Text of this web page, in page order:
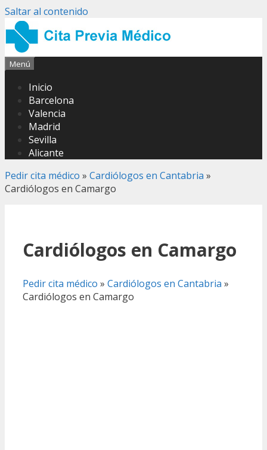
Saltar al contenido
Menú
Inicio
Barcelona
Valencia
Madrid
Sevilla
Alicante
Pedir cita médico » Cardiólogos en Cantabria »
Cardiólogos en Camargo
Cardiólogos en Camargo
Pedir cita médico » Cardiólogos en Cantabria »
Cardiólogos en Camargo